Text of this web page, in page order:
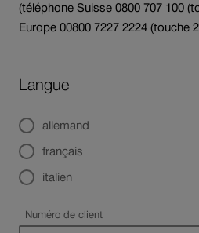
(téléphone Suisse 0800 707 100
Europe 00800 7227 2224 (touche
Langue
allemand
français
italien
Numéro de client
Champ